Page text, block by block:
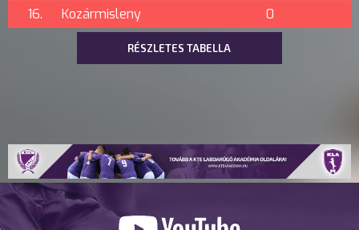
16.
Kozármisleny 0
RÉSZLETES TABELLA